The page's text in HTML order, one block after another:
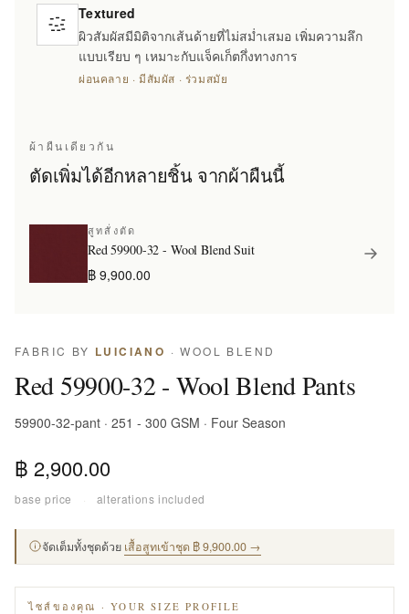
Textured
ผิวสัมผัสมีมิติจากเส้นด้ายที่ไม่สม่ำเสมอ เพิ่มความลึก
แบบเรียบ ๆ เหมาะกับแจ็คเก็ตกึ่งทางการ
ผ่อนคลาย · มีสัมผัส · ร่วมสมัย
ผ้าผืนเดียวกัน
ตัดเพิ่มได้อีกหลายชิ้น จากผ้าผืนนี้
สูทสั่งตัด
Red 59900-32 - Wool Blend Suit
฿ 9,900.00
FABRIC BY LUICIANO · WOOL BLEND
Red 59900-32 - Wool Blend Pants
59900-32-pant · 251 - 300 GSM · Four Season
฿ 2,900.00
base price · alterations included
จัดเต็มทั้งชุดด้วย เสื้อสูทเข้าชุด ฿ 9,900.00 →
ไซส์ของคุณ · YOUR SIZE PROFILE